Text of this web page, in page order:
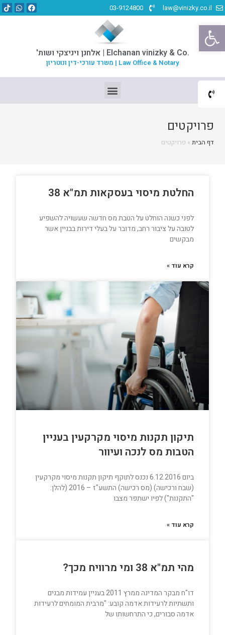
פתח סרגל נגישות
law@vinizky.co.il
03-9124800
.Elchanan vinizky & Co | אלחנן ויניצקי ושות'
Law Office & Notary | משרד עורכי-דין ונוטריון
פרויקטים
דף הבית » פרויקטים
החלטת מיסוי בעסקאות תמ"א 38
לפני כשנה הוחלט על הטבת מס חדשה שעשויה להשפיע
לטובה על ציבור רחב, מדובר על בעלי דירות בבניין אשר
מבקשים
קרא עוד »
תיקון תקנות מיסוי מקרקעין בעניין
הטבות מס לנכה ועיוור
ביום 6.12.2016 נכנס לתוקף תיקון תקנות מיסוי מקרקעין
(שבח ורכישה) (מס רכישה) התשע"ז – 2016 (להלן:
"התקנות") לפיו ישתפר מצבו
קרא עוד »
מהי תמ"א 38 ומי מרוויח מכך?
דו"ח מבקר המדינה ממרץ 2011 בעניין עמידות מבנים
ותשתיות לרעידות אדמה קובע: "מרבית המומחים לרעידות
אדמה סבורים, כי התרחשותו של